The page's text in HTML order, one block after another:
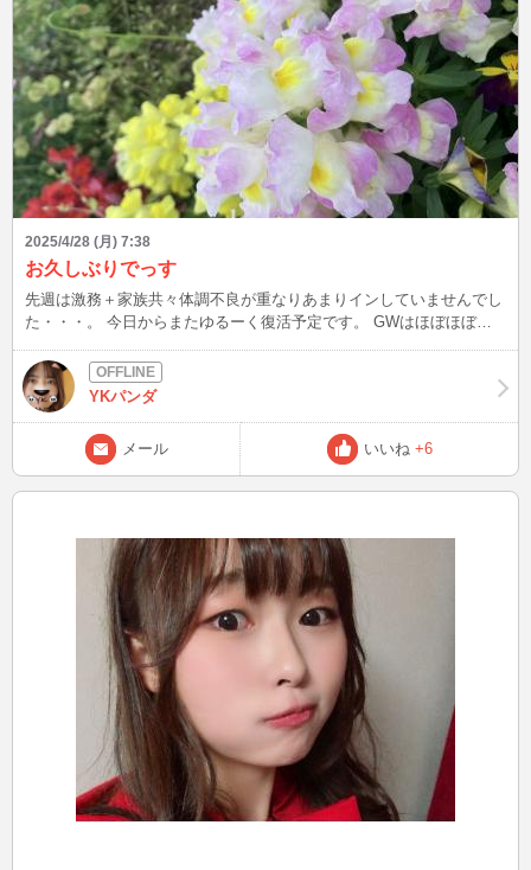
2025/4/28 (月) 7:38
お久しぶりでっす
先週は激務＋家族共々体調不良が重なりあまりインしていませんでし
た・・・。 今日からまたゆるーく復活予定です。 GWはほぼほぼカ
（それ目当てで飛び石連休は出勤するw）お誘いメールくれば大体お
答えできるかと思います！ ただ、最低30分は余裕みてくれると嬉し
いですw 今！すぐ！の場合は待機中にぜひ。 あと、待機中はメール
気づかないことが多いので、いろいろできますのでとりあえず繋げて
欲しいです！
YKパンダ
メール いいね +6